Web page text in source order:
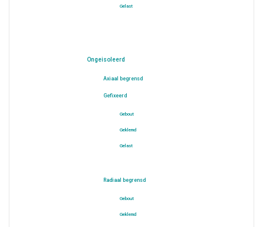
Gelast
Ongeisoleerd
Axiaal begrensd
Gefixeerd
Gebout
Geklemd
Gelast
Radiaal begrensd
Gebout
Geklemd